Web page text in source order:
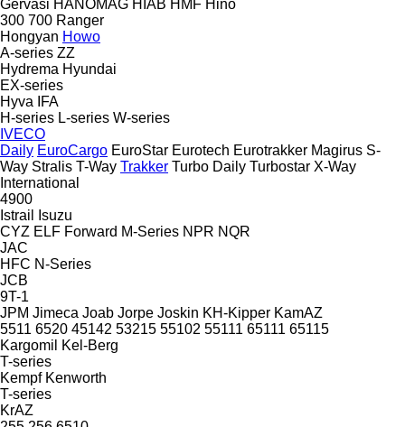
Gervasi HANOMAG HIAB HMF Hino
300 700 Ranger
Hongyan Howo
A-series ZZ
Hydrema Hyundai
EX-series
Hyva
IFA
H-series L-series W-series
IVECO
Daily EuroCargo EuroStar Eurotech Eurotrakker Magirus S-
Way Stralis T-Way Trakker Turbo Daily Turbostar X-Way
International
4900
Istrail
Isuzu
CYZ ELF Forward M-Series NPR NQR
JAC
HFC N-Series
JCB
9T-1
JPM Jimeca Joab Jorpe Joskin KH-Kipper KamAZ
5511 6520 45142 53215 55102 55111 65111 65115
Kargomil
Kel-Berg
T-series
Kempf Kenworth
T-series
KrAZ